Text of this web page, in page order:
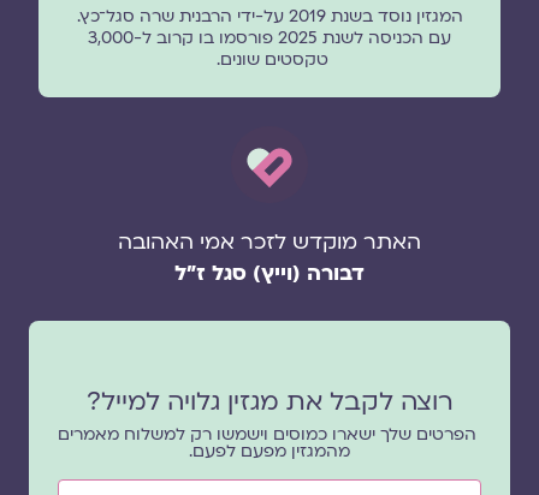
המגזין נוסד בשנת 2019 על-ידי הרבנית שרה סגל־כץ.
עם הכניסה לשנת 2025 פורסמו בו קרוב ל-3,000
טקסטים שונים.
האתר מוקדש לזכר אמי האהובה
דבורה (וייץ) סגל ז"ל
רוצה לקבל את מגזין גלויה למייל?
הפרטים שלך ישארו כמוסים וישמשו רק למשלוח מאמרים
מהמגזין מפעם לפעם.
שם